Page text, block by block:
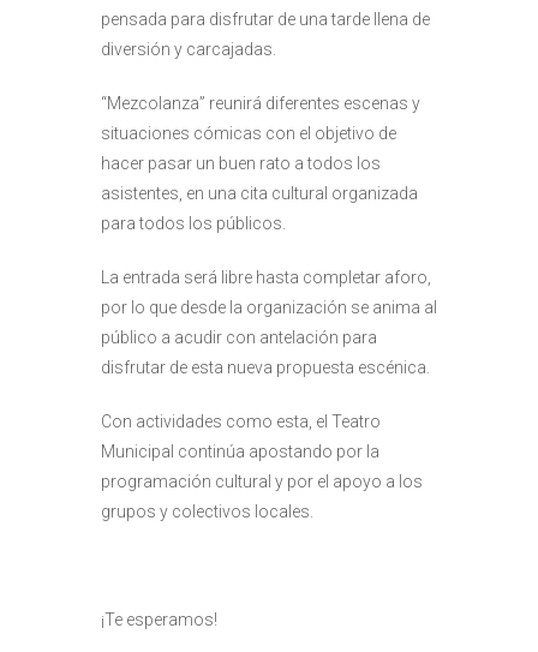
pensada para disfrutar de una tarde llena de
diversión y carcajadas.
“Mezcolanza” reunirá diferentes escenas y
situaciones cómicas con el objetivo de
hacer pasar un buen rato a todos los
asistentes, en una cita cultural organizada
para todos los públicos.
La entrada será libre hasta completar aforo,
por lo que desde la organización se anima al
público a acudir con antelación para
disfrutar de esta nueva propuesta escénica.
Con actividades como esta, el Teatro
Municipal continúa apostando por la
programación cultural y por el apoyo a los
grupos y colectivos locales.
¡Te esperamos!